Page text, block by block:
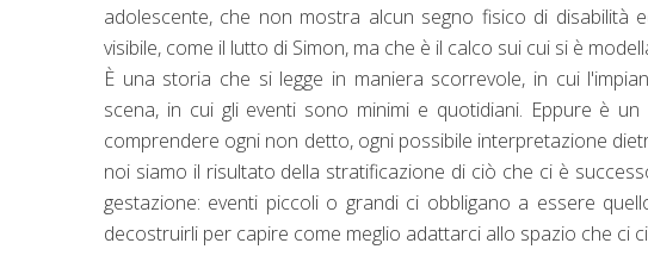
adolescente, che non mostra alcun segno fisico di disabilità
visibile, come il lutto di Simon, ma che è il calco sui cui si è
È una storia che si legge in maniera scorrevole, in cui
scena, in cui gli eventi sono minimi e quotidiani. Eppure è
comprendere ogni non detto, ogni possibile interpretazione
noi siamo il risultato della stratificazione di ciò che ci è
gestazione: eventi piccoli o grandi ci obbligano a essere
decostruirli per capire come meglio adattarci allo spazio che ci